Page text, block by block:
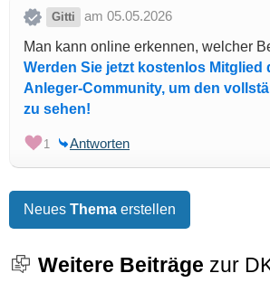
Gitti
am 05.05.2026
Man kann online erkennen, welcher
Werden Sie jetzt kostenlos Mitglied
Anleger-Community, um den
zu sehen!
1 Antworten
Neues Thema erstellen
Weitere Beiträge zur